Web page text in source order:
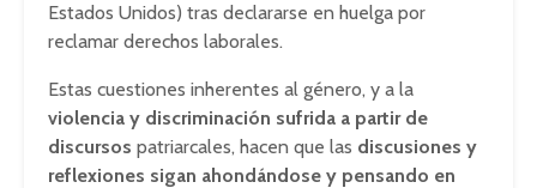
Estados Unidos) tras declararse en huelga por
reclamar derechos laborales.
Estas cuestiones inherentes al género, y a la
violencia y discriminación sufrida a partir de
discursos patriarcales, hacen que las discusiones y
reflexiones sigan ahondándose y pensando en